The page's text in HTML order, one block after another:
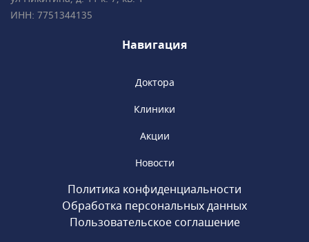
ИНН: 7751344135
Навигация
Доктора
Клиники
Акции
Новости
Политика конфиденциальности
Обработка персональных данных
Пользовательское соглашение